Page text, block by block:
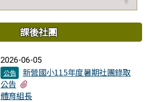
課後社團
2026-06-05
公告
新營國小115年度暑期社團錄取
公告
體育組長